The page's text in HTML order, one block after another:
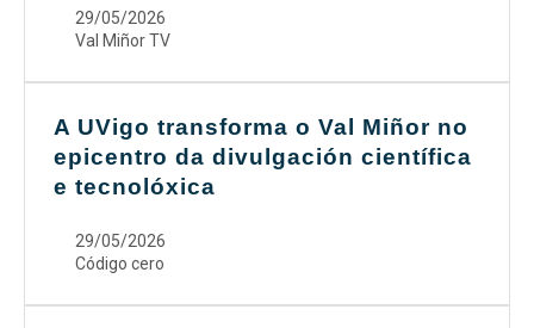
29/05/2026
Val Miñor TV
A UVigo transforma o Val Miñor no
epicentro da divulgación científica
e tecnolóxica
29/05/2026
Código cero